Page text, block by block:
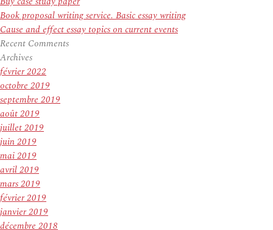
Book proposal writing service. Basic essay writing
Cause and effect essay topics on current events
Recent Comments
Archives
février 2022
octobre 2019
septembre 2019
août 2019
juillet 2019
juin 2019
mai 2019
avril 2019
mars 2019
février 2019
janvier 2019
décembre 2018